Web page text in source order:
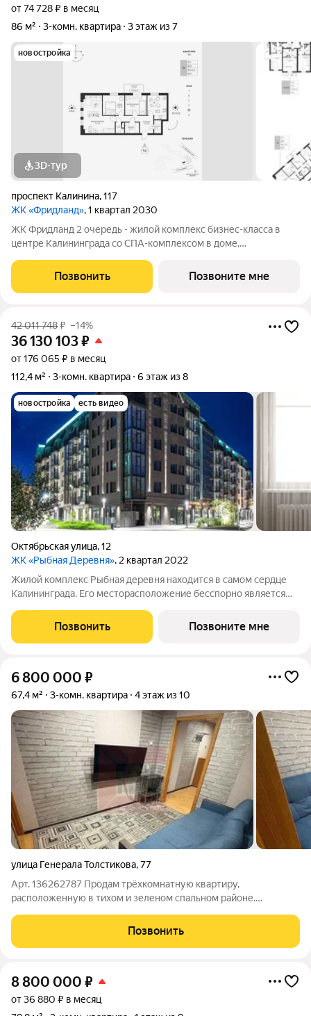
от 74 728 ₽ в месяц
86 м²
3-комн. квартира 3 этаж из 7
новостройка
3D-тур
проспект Калинина,117
ЖК «Фридланд», 1 квартал 2030
ЖК Фридланд 2 очередь - жилой комплекс бизнес-класса в
центре Калининграда со СПА-комплексом в доме,
собственной сервисной компанией, с функцией управления
квартирами и сдачи их в аренду. Ввод в
Позвонить Позвоните мне
42 011 748₽ –14%
36 130 103₽
от 176 065 ₽ в месяц
112,4 м²
3-комн. квартира 6 этаж из 8
новостройка есть видео
Октябрьская улица,12
ЖК «Рыбная Деревня», 2 квартал 2022
Жилой комплекс Рыбная деревня находится в самом сердце
Калининграда. Его месторасположение бесспорно является
качественное инфраструктурное окружение, близость к
центру, многочисленные кафе и
Позвонить Позвоните мне
6 800 000 ₽
67,4 м² 3-комн. квартира 4 этаж из 10
улица Генерала Толстикова,77
Арт. 136262787 Продам трёхкомнатную квартиру,
расположенную в тихом и зеленом спальном районе.
обеспечивает дополнительную безопасность и спокойствие
для вас и ваших близких. Продуманная
Позвонить
8 800 000 ₽
от 36 880 ₽ в месяц